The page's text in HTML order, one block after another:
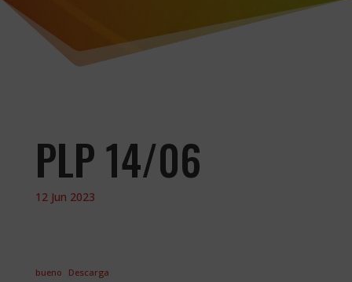
PLP 14/06
12 Jun 2023
bueno Descarga